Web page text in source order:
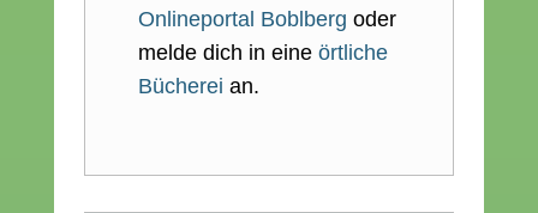
Onlineportal Boblberg oder
melde dich in eine örtliche
Bücherei an.